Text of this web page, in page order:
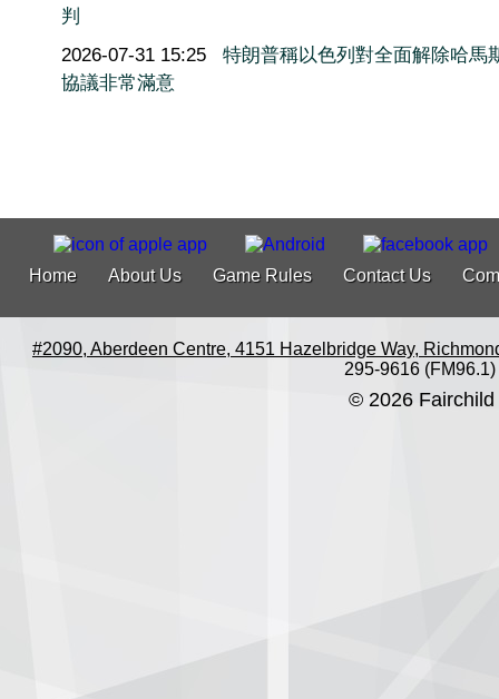
判
2026-07-31 15:25
特朗普稱以色列對全面解除哈馬
協議非常滿意
Home About Us Game Rules Contact Us
#2090, Aberdeen Centre, 4151 Hazelbridge Way,
295-9616 (FM96.1)
© 2026 Fairchild